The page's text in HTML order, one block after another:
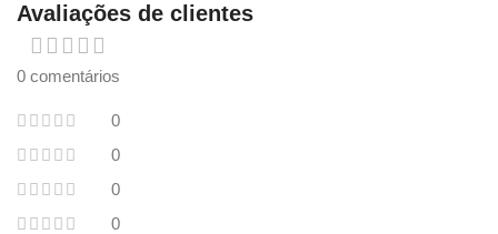
Avaliações de clientes
0 comentários
0
0
0
0